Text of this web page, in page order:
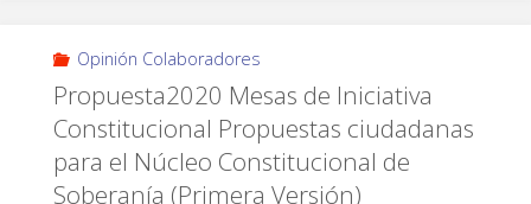
Opinión Colaboradores
Propuesta2020 Mesas de Iniciativa
Constitucional Propuestas ciudadanas
para el Núcleo Constitucional de
Soberanía (Primera Versión)